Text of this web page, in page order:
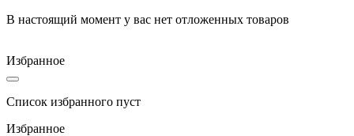
В настоящий момент у вас нет отложенных товаров
Избранное
Список избранного пуст
Избранное